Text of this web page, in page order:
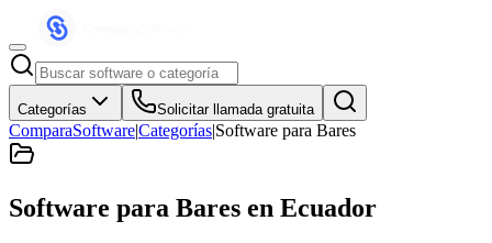
Categorías Solicitar llamada gratuita
ComparaSoftware|Categorías|Software para Bares
Software para Bares en Ecuador